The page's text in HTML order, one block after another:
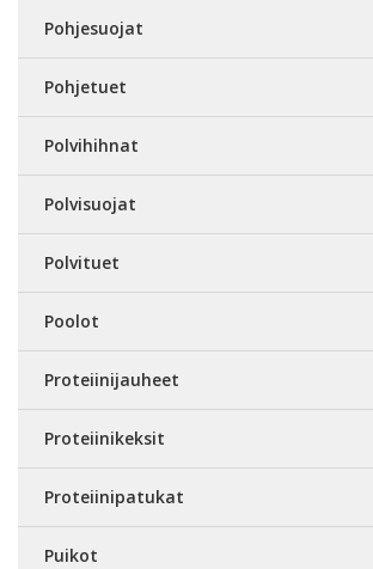
Pohjesuojat
Pohjetuet
Polvihihnat
Polvisuojat
Polvituet
Poolot
Proteiinijauheet
Proteiinikeksit
Proteiinipatukat
Puikot